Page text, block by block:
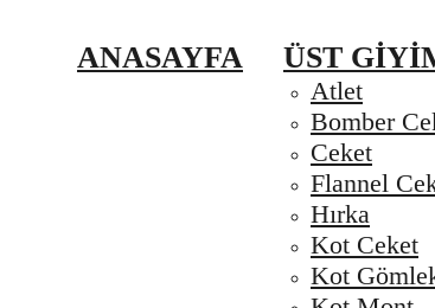
ANASAYFA ÜST
Atlet
Bomber
Ceket
Flannel
Hırka
Kot Ceket
Kot